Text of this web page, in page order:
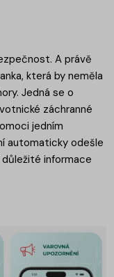
A právě
která by neměla
Jedná se o
záchranné
jedním
automaticky odešle
informace